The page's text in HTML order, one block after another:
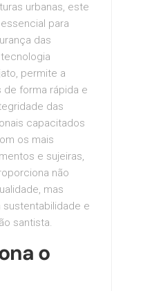
urbanas, este
para
das
permite a
forma rápida e
das
capacitados
os mais
e sujeiras,
não
mas
e
santista.
o